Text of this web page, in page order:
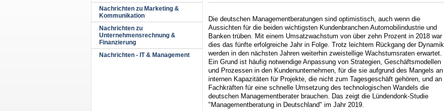
Nachrichten zu Marketing &
Kommunikation
Nachrichten zu
Unternehmensrechnung &
Finanzierung
Nachrichten - IT & Management
Die deutschen Managementberatungen sind optimistisch, auch wenn die
Aussichten für die beiden wichtigsten Kundenbranchen Automobilindustrie und
Banken trüben. Mit einem Umsatzwachstum von über zehn Prozent in 2018 war
dies das fünfte erfolgreiche Jahr in Folge. Trotz leichtem Rückgang der Dynamik
werden in den nächsten Jahren weiterhin zweistellige Wachstumsraten erwartet.
Ein Grund ist häufig notwendige Anpassung von Strategien, Geschäftsmodellen
und Prozessen in den Kundenunternehmen, für die sie aufgrund des Mangels an
internen Kapazitäten für Projekte, die nicht zum Tagesgeschäft gehören, und an
Fachkräften für eine schnelle Umsetzung des technologischen Wandels die
deutschen Managementberater brauchen. Das zeigt die Lündendonk-Studie
"Managementberatung in Deutschland" im Jahr 2019.